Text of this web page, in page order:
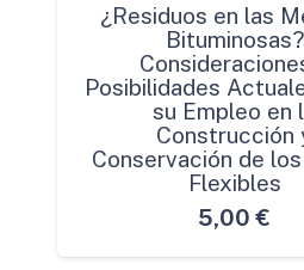
¿Residuos en las
Bituminosas?
Posibilidades
su Empleo en
Construcción
Conservación de
Flexibles
5,00 €